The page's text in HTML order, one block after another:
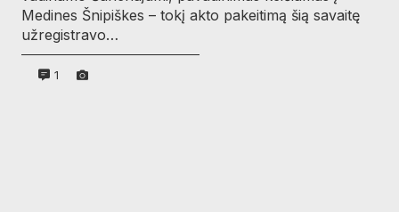
Medines Šnipiškes – tokį akto pakeitimą šią savaitę
užregistravo…
1